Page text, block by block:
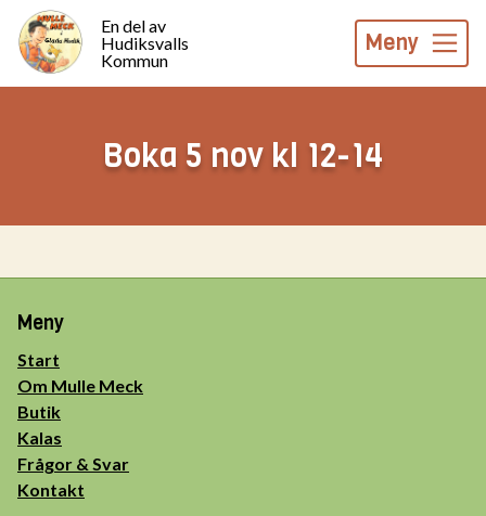
En del av
Hudiksvalls
Kommun
Meny
Boka 5 nov kl 12-14
Meny
Start
Om Mulle Meck
Butik
Kalas
Frågor & Svar
Kontakt